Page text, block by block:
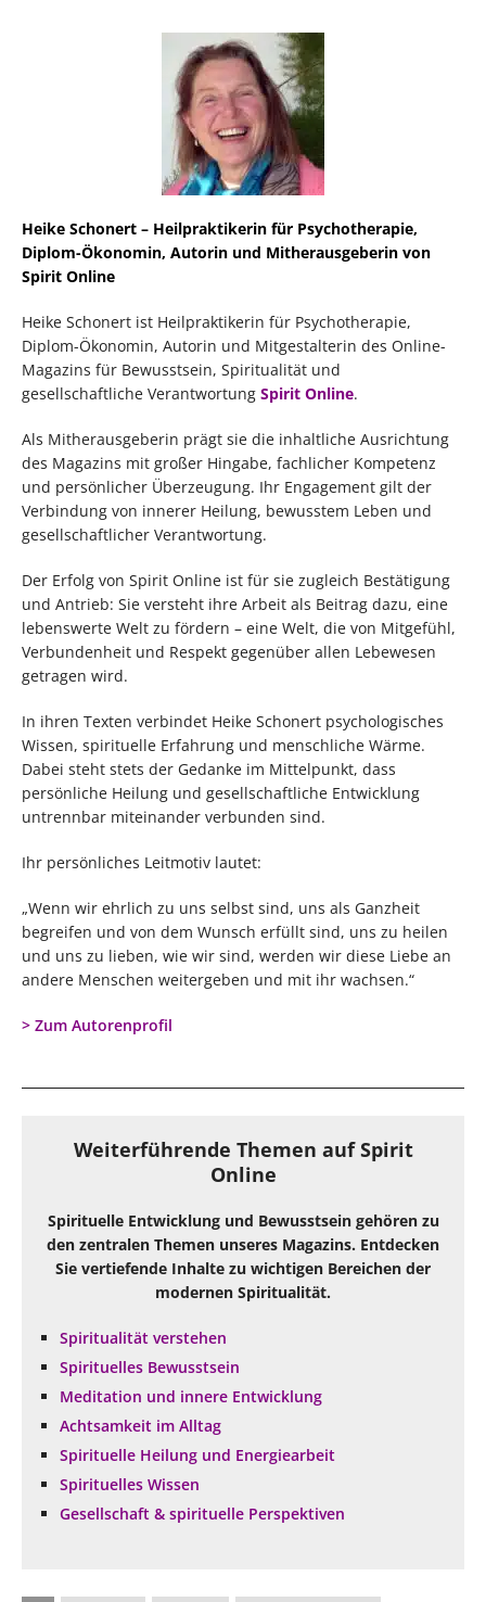
Heike Schonert – Heilpraktikerin für Psychotherapie,
Diplom-Ökonomin, Autorin und Mitherausgeberin von
Spirit Online
Heike Schonert ist Heilpraktikerin für Psychotherapie,
Diplom-Ökonomin, Autorin und Mitgestalterin des Online-
Magazins für Bewusstsein, Spiritualität und
gesellschaftliche Verantwortung Spirit Online.
Als Mitherausgeberin prägt sie die inhaltliche Ausrichtung
des Magazins mit großer Hingabe, fachlicher Kompetenz
und persönlicher Überzeugung. Ihr Engagement gilt der
Verbindung von innerer Heilung, bewusstem Leben und
gesellschaftlicher Verantwortung.
Der Erfolg von Spirit Online ist für sie zugleich Bestätigung
und Antrieb: Sie versteht ihre Arbeit als Beitrag dazu, eine
lebenswerte Welt zu fördern – eine Welt, die von Mitgefühl,
Verbundenheit und Respekt gegenüber allen Lebewesen
getragen wird.
In ihren Texten verbindet Heike Schonert psychologisches
Wissen, spirituelle Erfahrung und menschliche Wärme.
Dabei steht stets der Gedanke im Mittelpunkt, dass
persönliche Heilung und gesellschaftliche Entwicklung
untrennbar miteinander verbunden sind.
Ihr persönliches Leitmotiv lautet:
„Wenn wir ehrlich zu uns selbst sind, uns als Ganzheit
begreifen und von dem Wunsch erfüllt sind, uns zu heilen
und uns zu lieben, wie wir sind, werden wir diese Liebe an
andere Menschen weitergeben und mit ihr wachsen.“
> Zum Autorenprofil
Weiterführende Themen auf Spirit
Online
Spirituelle Entwicklung und Bewusstsein gehören zu
den zentralen Themen unseres Magazins. Entdecken
Sie vertiefende Inhalte zu wichtigen Bereichen der
modernen Spiritualität.
Spiritualität verstehen
Spirituelles Bewusstsein
Meditation und innere Entwicklung
Achtsamkeit im Alltag
Spirituelle Heilung und Energiearbeit
Spirituelles Wissen
Gesellschaft & spirituelle Perspektiven